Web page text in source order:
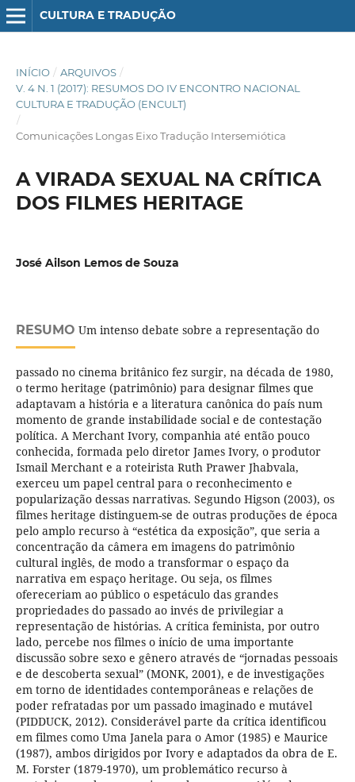
CULTURA E TRADUÇÃO
INÍCIO / ARQUIVOS /
V. 4 N. 1 (2017): RESUMOS DO IV ENCONTRO NACIONAL
CULTURA E TRADUÇÃO (ENCULT)
/
Comunicações Longas Eixo Tradução Intersemiótica
A VIRADA SEXUAL NA CRÍTICA
DOS FILMES HERITAGE
José Ailson Lemos de Souza
RESUMO Um intenso debate sobre a representação do
passado no cinema britânico fez surgir, na década de 1980,
o termo heritage (patrimônio) para designar filmes que
adaptavam a história e a literatura canônica do país num
momento de grande instabilidade social e de contestação
política. A Merchant Ivory, companhia até então pouco
conhecida, formada pelo diretor James Ivory, o produtor
Ismail Merchant e a roteirista Ruth Prawer Jhabvala,
exerceu um papel central para o reconhecimento e
popularização dessas narrativas. Segundo Higson (2003), os
filmes heritage distinguem-se de outras produções de época
pelo amplo recurso à “estética da exposição”, que seria a
concentração da câmera em imagens do patrimônio
cultural inglês, de modo a transformar o espaço da
narrativa em espaço heritage. Ou seja, os filmes
ofereceriam ao público o espetáculo das grandes
propriedades do passado ao invés de privilegiar a
representação de histórias. A crítica feminista, por outro
lado, percebe nos filmes o início de uma importante
discussão sobre sexo e gênero através de “jornadas pessoais
e de descoberta sexual” (MONK, 2001), e de investigações
em torno de identidades contemporâneas e relações de
poder refratadas por um passado imaginado e mutável
(PIDDUCK, 2012). Considerável parte da crítica identificou
em filmes como Uma Janela para o Amor (1985) e Maurice
(1987), ambos dirigidos por Ivory e adaptados da obra de E.
M. Forster (1879-1970), um problemático recurso à